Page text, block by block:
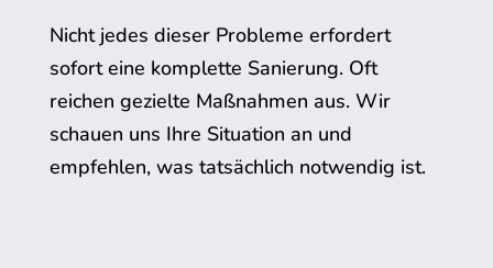
Nicht jedes dieser Probleme erfordert
sofort eine komplette Sanierung. Oft
reichen gezielte Maßnahmen aus. Wir
schauen uns Ihre Situation an und
empfehlen, was tatsächlich notwendig ist.